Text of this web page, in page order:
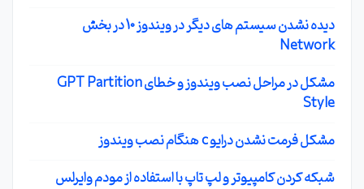
دیده نشدن سیستم های دیگر در ویندوز 10 در بخش
Network
مشکل در مراحل نصب ویندوز و خطای GPT Partition
Style
مشکل فرمت نشدن درایو c هنگام نصب ویندوز
شبکه کردن کامپیوتر و لپ تاپ با استفاده از مودم وایرلس